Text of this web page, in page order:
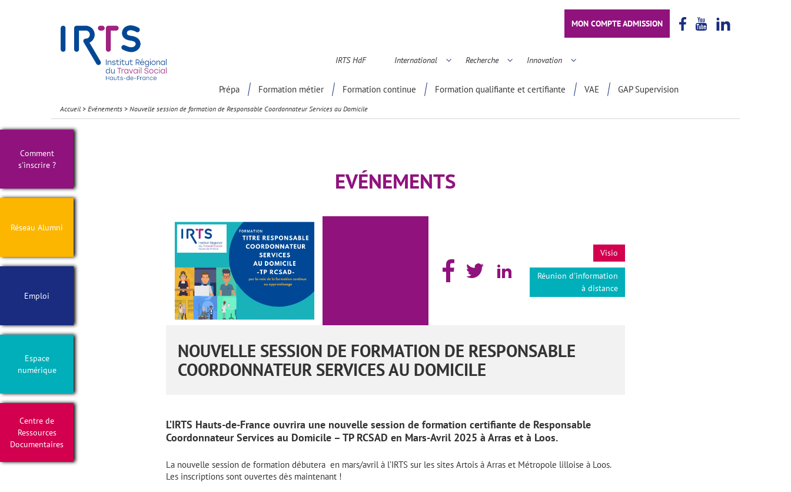
MON COMPTE ADMISSION
IRTS HdF International Recherche Innovation
Prépa Formation métier Formation continue Formation qualifiante et certifiante VAE GAP Supervision
Comment
s'inscrire ?
Réseau Alumni
Emploi
Espace
numérique
Centre de
Ressources
Documentaires
Accueil > Evénements > Nouvelle session de formation de Responsable Coordonnateur Services au Domicile
EVÉNEMENTS
Visio
Réunion d'information
à distance
NOUVELLE SESSION DE FORMATION DE RESPONSABLE
COORDONNATEUR SERVICES AU DOMICILE
L’IRTS Hauts-de-France ouvrira une nouvelle session de formation certifiante de Responsable
Coordonnateur Services au Domicile – TP RCSAD en Mars-Avril 2025 à Arras et à Loos.
La nouvelle session de formation débutera en mars/avril à l’IRTS sur les sites Artois à Arras et Métropole lilloise à Loos.
Les inscriptions sont ouvertes dès maintenant !